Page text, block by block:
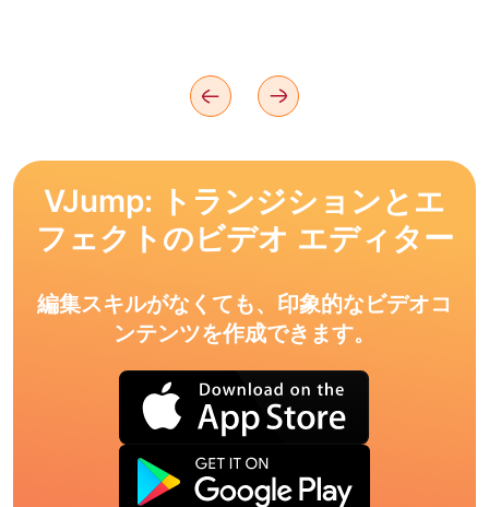
VJump: トランジションとエ
フェクトのビデオ エディター
編集スキルがなくても、印象的なビデオコ
ンテンツを作成できます。